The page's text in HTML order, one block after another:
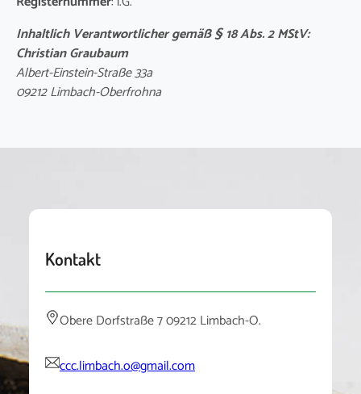
Inhaltlich Verantwortlicher gemäß § 18 Abs. 2 MStV:
Christian Graubaum
Albert-Einstein-Straße 33a
09212 Limbach-Oberfrohna
Kontakt
Obere Dorfstraße 7 09212 Limbach-O.
ccc.limbach.o@gmail.com